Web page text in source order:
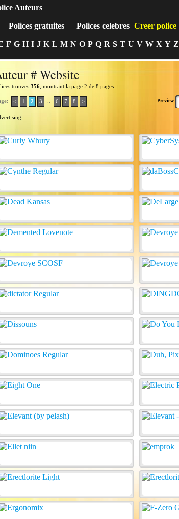
Auteurs
Polices gratuites Polices celebres Creer police
F G H I J K L M N O P Q R S T U V W X Y Z
# Website
trouves 356 , montrant la page 2 de 8 pages
< 1 2 3 6 7 8 > Preview